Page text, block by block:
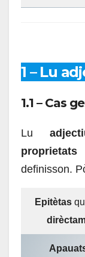
1 – Lu
1.1 – Cas
Lu
proprietats
definisson.
Epitètas